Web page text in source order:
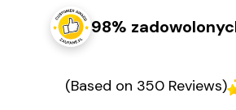
98%
(Based on 350 Reviews)